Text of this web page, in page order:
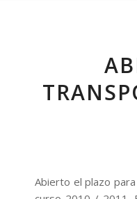
Abierto el plazo